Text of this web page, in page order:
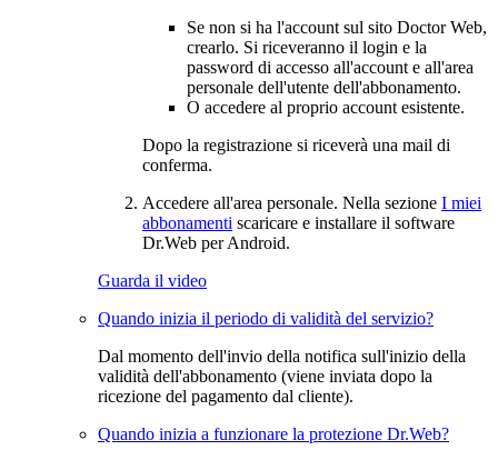
Se non si ha l'account sul sito Doctor Web,
crearlo. Si riceveranno il login e la
password di accesso all'account e all'area
personale dell'utente dell'abbonamento.
O accedere al proprio account esistente.
Dopo la registrazione si riceverà una mail di
conferma.
Accedere all'area personale. Nella sezione I miei
abbonamenti scaricare e installare il software
Dr.Web per Android.
Guarda il video
Quando inizia il periodo di validità del servizio?
Dal momento dell'invio della notifica sull'inizio della
validità dell'abbonamento (viene inviata dopo la
ricezione del pagamento dal cliente).
Quando inizia a funzionare la protezione Dr.Web?